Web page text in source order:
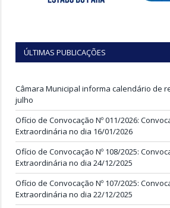
ÚLTIMAS PUBLICAÇÕES
Câmara Municipal informa calendário de
julho
Ofício de Convocação Nº 011/2026:
Extraordinária no dia 16/01/2026
Ofício de Convocação Nº 108/2025:
Extraordinária no dia 24/12/2025
Ofício de Convocação Nº 107/2025:
Extraordinária no dia 22/12/2025